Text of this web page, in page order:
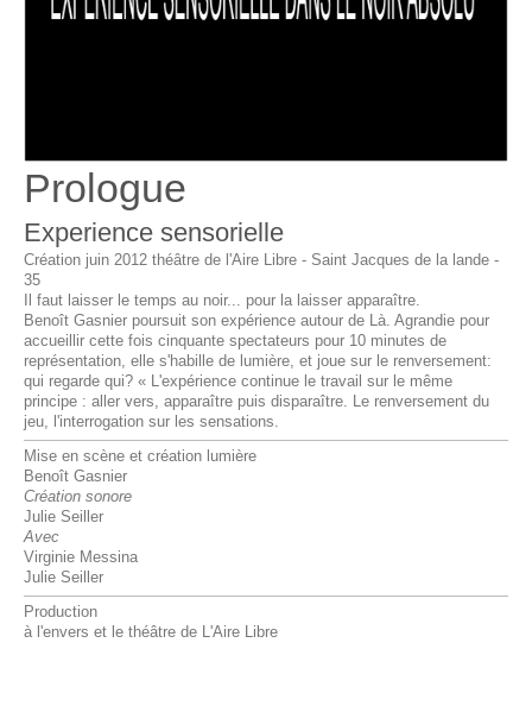
Prologue
Experience sensorielle
Création juin 2012 théâtre de l'Aire Libre - Saint Jacques de la lande -
35
Il faut laisser le temps au noir... pour la laisser apparaître.
Benoît Gasnier poursuit son expérience autour de Là. Agrandie pour
accueillir cette fois cinquante spectateurs pour 10 minutes de
représentation, elle s'habille de lumière, et joue sur le renversement:
qui regarde qui? « L'expérience continue le travail sur le même
principe : aller vers, apparaître puis disparaître. Le renversement du
jeu, l'interrogation sur les sensations.
Mise en scène et création lumière
Benoît Gasnier
Création sonore
Julie Seiller
Avec
Virginie Messina
Julie Seiller
Production
à l'envers et le théâtre de L'Aire Libre